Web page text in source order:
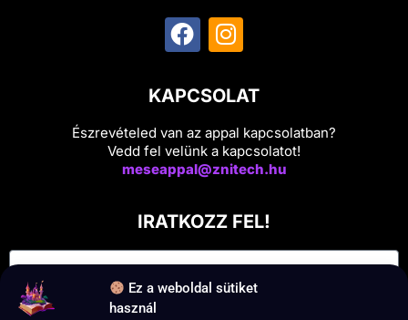
Ez a weboldal sütiket
használ
KAPCSOLAT
Észrevételed van az appal kapcsolatban?
Vedd fel velünk a kapcsolatot!
meseappal@znitech.hu
IRATKOZZ FEL!